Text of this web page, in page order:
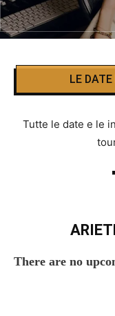
LE
Tutte le date e le
There are no